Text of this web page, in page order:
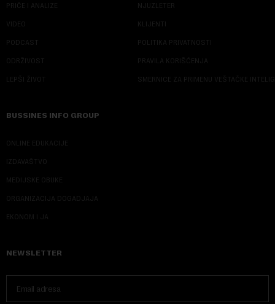
PRIČE I ANALIZE
VIDEO
PODCAST
ODRŽIVOST
LEPŠI ŽIVOT
NJUZLETER
KLIJENTI
POLITIKA PRIVATNOSTI
PRAVILA KORIŠĆENJA
SMERNICE ZA PRIMENU VEŠTAČKE
BUSSINES INFO GROUP
ONLINE EDUKACIJE
IZDAVAŠTVO
MEDIJSKE OBUKE
ORGANIZACIJA DOGADJAJA
EKONOM I JA
NEWSLETTER